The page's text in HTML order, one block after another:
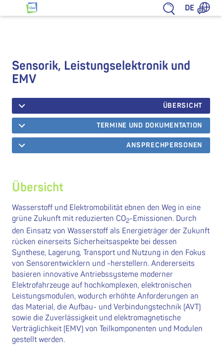
Zum Inhalt springen
HZwo – Antrieb für Sachsen
DE
Sensorik, Leistungselektronik und
EMV
ÜBERSICHT
TERMINE UND DOKUMENTATION
ANSPRECHPERSONEN
Übersicht
Wasserstoff und Elektromobilität ebnen den Weg in eine
grüne Zukunft mit reduzierten CO2-Emissionen. Durch
den Einsatz von Wasserstoff als Energieträger der Zukunft
rücken einerseits Sicherheitsaspekte bei dessen
Synthese, Lagerung, Transport und Nutzung in den Fokus
von Sensorentwicklern und -herstellern. Andererseits
basieren innovative Antriebssysteme moderner
Elektrofahrzeuge auf hochkomplexen, elektronischen
Leistungsmodulen, wodurch erhöhte Anforderungen an
das Material, die Aufbau- und Verbindungstechnik (AVT)
sowie die Zuverlässigkeit und elektromagnetische
Verträglichkeit (EMV) von Teilkomponenten und Modulen
gestellt werden.